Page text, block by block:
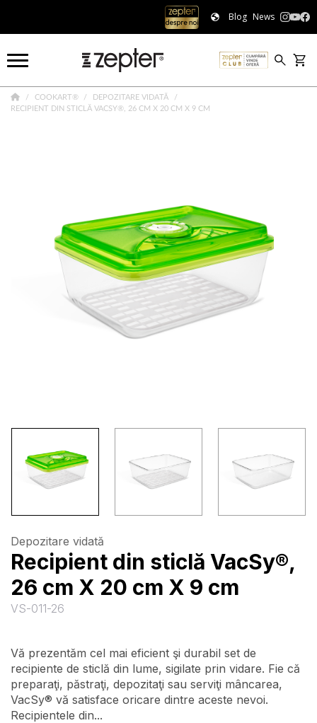
Blog News
COOKART®
DEPOZITARE VIDATĂ
RECIPIENT DIN STICLĂ VACSY®, 26 CM X 20 CM X 9 CM
Depozitare vidată
Recipient din sticlă VacSy®,
26 cm X 20 cm X 9 cm
VS-011-26
Vă prezentăm cel mai eficient şi durabil set de
recipiente de sticlă din lume, sigilate prin vidare. Fie că
preparaţi, păstraţi, depozitaţi sau serviţi mâncarea,
VacSy® vă satisface oricare dintre aceste nevoi.
Recipientele din...